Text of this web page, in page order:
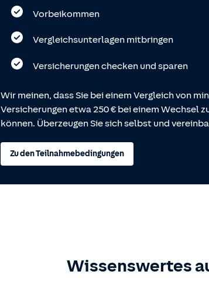
Vorbeikommen
Vergleichsunterlagen mitbringen
Versicherungen checken und sparen
Wir meinen, dass Sie bei einem Vergleich von
Versicherungen etwa 250 € bei einem Wechsel
können. Überzeugen Sie sich selbst und
Zu den Teilnahmebedingungen
Wissenswertes